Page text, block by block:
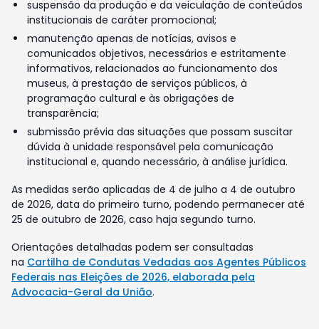
suspensão da produção e da veiculação de conteúdos
institucionais de caráter promocional;
manutenção apenas de notícias, avisos e
comunicados objetivos, necessários e estritamente
informativos, relacionados ao funcionamento dos
museus, à prestação de serviços públicos, à
programação cultural e às obrigações de
transparência;
submissão prévia das situações que possam suscitar
dúvida à unidade responsável pela comunicação
institucional e, quando necessário, à análise jurídica.
As medidas serão aplicadas de 4 de julho a 4 de outubro
de 2026, data do primeiro turno, podendo permanecer até
25 de outubro de 2026, caso haja segundo turno.
Orientações detalhadas podem ser consultadas
na Cartilha de Condutas Vedadas aos Agentes Públicos
Federais nas Eleições de 2026, elaborada pela
Advocacia-Geral da União.